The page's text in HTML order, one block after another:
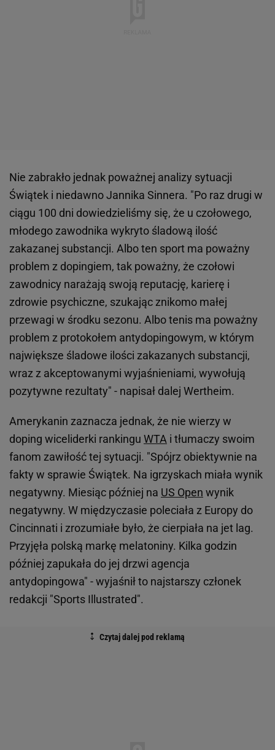
Nie zabrakło jednak poważnej analizy sytuacji
Świątek i niedawno Jannika Sinnera. "Po raz drugi w
ciągu 100 dni dowiedzieliśmy się, że u czołowego,
młodego zawodnika wykryto śladową ilość
zakazanej substancji. Albo ten sport ma poważny
problem z dopingiem, tak poważny, że czołowi
zawodnicy narażają swoją reputację, karierę i
zdrowie psychiczne, szukając znikomo małej
przewagi w środku sezonu. Albo tenis ma poważny
problem z protokołem antydopingowym, w którym
największe śladowe ilości zakazanych substancji,
wraz z akceptowanymi wyjaśnieniami, wywołują
pozytywne rezultaty" - napisał dalej Wertheim.
Amerykanin zaznacza jednak, że nie wierzy w
doping wiceliderki rankingu WTA i tłumaczy swoim
fanom zawiłość tej sytuacji. "Spójrz obiektywnie na
fakty w sprawie Świątek. Na igrzyskach miała wynik
negatywny. Miesiąc później na US Open wynik
negatywny. W międzyczasie poleciała z Europy do
Cincinnati i zrozumiałe było, że cierpiała na jet lag.
Przyjęła polską markę melatoniny. Kilka godzin
później zapukała do jej drzwi agencja
antydopingowa" - wyjaśnił to najstarszy członek
redakcji "Sports Illustrated".